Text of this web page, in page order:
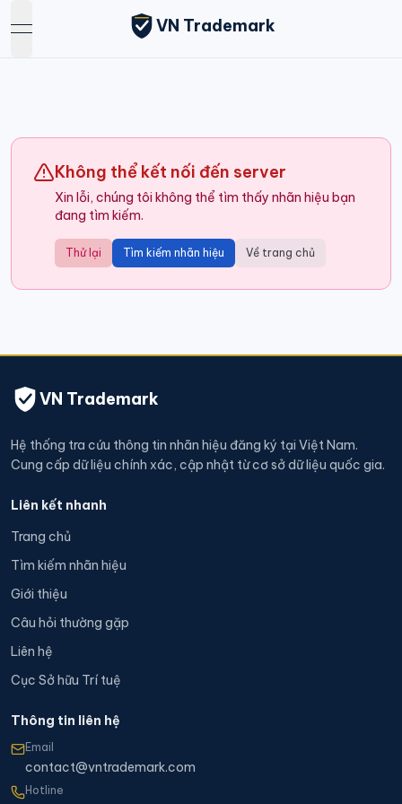
open navigation menu
VN Trademark
Không thể kết nối đến server
Xin lỗi, chúng tôi không thể tìm thấy nhãn hiệu bạn
đang tìm kiếm.
Thử lại Tìm kiếm nhãn hiệu Về trang chủ
VN Trademark
Hệ thống tra cứu thông tin nhãn hiệu đăng ký tại Việt Nam.
Cung cấp dữ liệu chính xác, cập nhật từ cơ sở dữ liệu quốc gia.
Liên kết nhanh
Trang chủ
Tìm kiếm nhãn hiệu
Giới thiệu
Câu hỏi thường gặp
Liên hệ
Cục Sở hữu Trí tuệ
Thông tin liên hệ
Email
contact@vntrademark.com
Hotline